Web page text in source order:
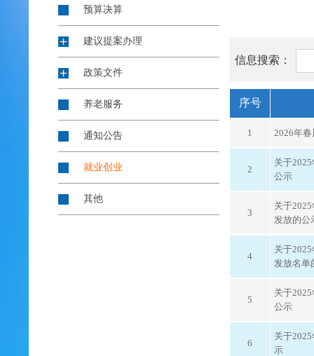
信息搜索：
序号
1 2026年
2
关于
公示
3
关于
发放的公
4
关于
发放名单
5
关于
公示
6
关于
示
预算决算
建议提案办理
政策文件
养老服务
通知公告
就业创业
其他